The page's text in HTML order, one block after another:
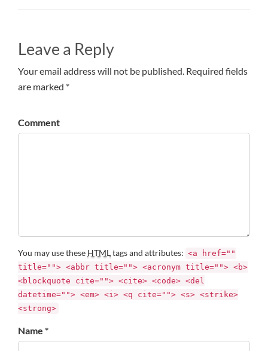
Leave a Reply
Your email address will not be published. Required fields
are marked *
Comment
You may use these HTMLtags and attributes: <a href=""
title=""> <abbr title=""> <acronym title=""> <b>
<blockquote cite=""> <cite> <code> <del
datetime=""> <em> <i> <q cite=""> <s> <strike>
<strong>
Name *